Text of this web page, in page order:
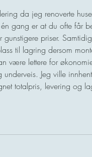
da jeg renoverte
gang er at du ofte får
gunstigere priser.
til lagring dersom
være lettere for
underveis. Jeg ville
totalpris, levering og